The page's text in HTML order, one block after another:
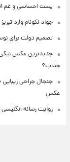
پست احساسی و غم
جواد نکونام وارد تبریز
تصمیم دولت برای نوسازی ناوگان؛ ۴۰۰۰
جدیدترین عکس نیکی
جذاب؟
عکس
روایت رسانه انگلیسی